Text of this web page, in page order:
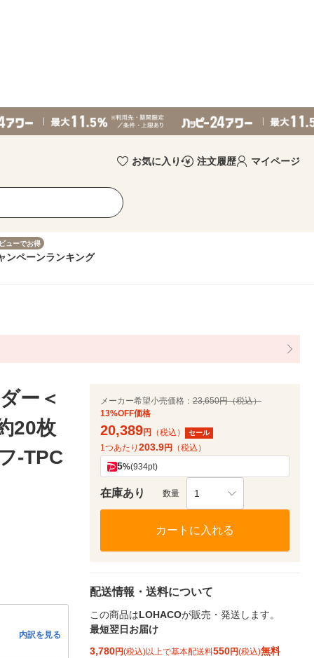
お気に入り 注文履歴 マイページ
ューでお得
ンペーンランキング
ー＜
20枚
-TPC
内訳を見る
メーカー希望小売価格： 23,650円（税込）
13%OFF価格
20,389円 （税込） セール
1つあたり 203.9円 （税込）
5%(934pt)
在庫あり 数量 1
カートに入れる
配送情報・送料について
この商品はLOHACOが販売・発送します。
最短翌日お届け
3,780円(税込)以上で基本配送料550円(税込)無料